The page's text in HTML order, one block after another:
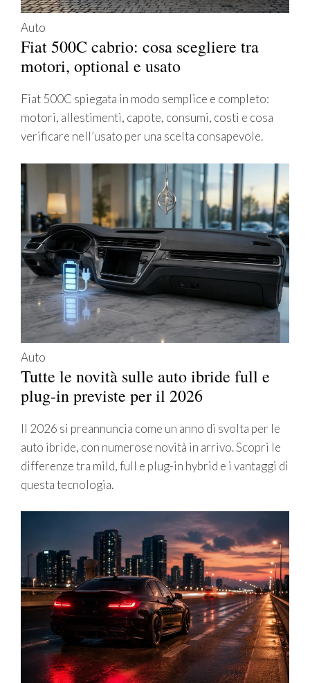
Auto
Fiat 500C cabrio: cosa scegliere tra
motori, optional e usato
Fiat 500C spiegata in modo semplice e completo:
motori, allestimenti, capote, consumi, costi e cosa
verificare nell’usato per una scelta consapevole.
Auto
Tutte le novità sulle auto ibride full e
plug-in previste per il 2026
Il 2026 si preannuncia come un anno di svolta per le
auto ibride, con numerose novità in arrivo. Scopri le
differenze tra mild, full e plug-in hybrid e i vantaggi di
questa tecnologia.